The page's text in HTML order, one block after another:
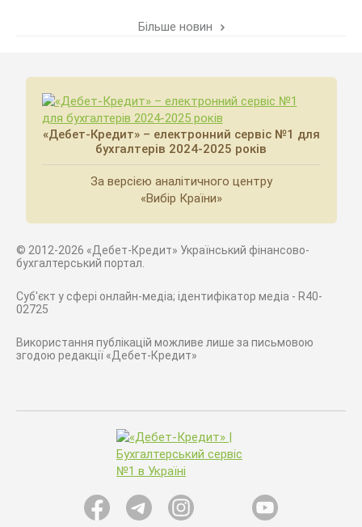
Більше новин
«Дебет-Кредит» – електронний сервіс №1 для
бухгалтерів 2024-2025 років
За версією аналітичного центру
«Вибір Країни»
© 2012-2026 «Дебет-Кредит» Український фінансово-
бухгалтерський портал.
Суб'єкт у сфері онлайн-медіа; ідентифікатор медіа - R40-
02725
Використання публікацій можливе лише за письмовою
згодою редакції «Дебет-Кредит»